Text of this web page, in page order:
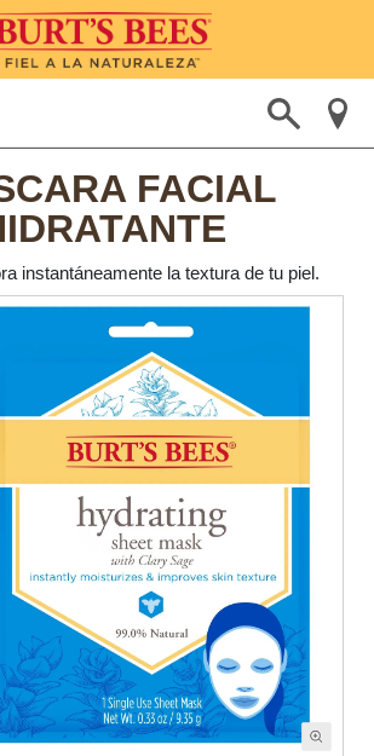
FACIAL
instantáneamente la textura de tu piel.